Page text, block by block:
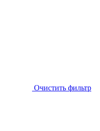
Очистить фильтр